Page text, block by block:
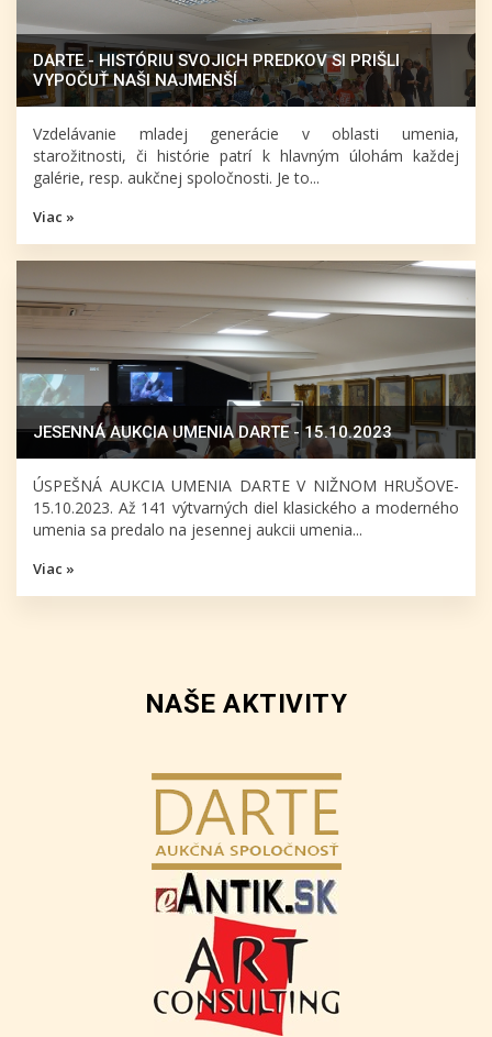
DARTE - HISTÓRIU SVOJICH PREDKOV SI PRIŠLI
VYPOČUŤ NAŠI NAJMENŠÍ
Vzdelávanie mladej generácie v oblasti umenia,
starožitnosti, či histórie patrí k hlavným úlohám každej
galérie, resp. aukčnej spoločnosti. Je to...
Viac »
JESENNÁ AUKCIA UMENIA DARTE - 15.10.2023
ÚSPEŠNÁ AUKCIA UMENIA DARTE V NIŽNOM HRUŠOVE-
15.10.2023. Až 141 výtvarných diel klasického a moderného
umenia sa predalo na jesennej aukcii umenia...
Viac »
NAŠE AKTIVITY